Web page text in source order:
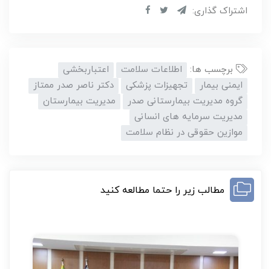
اشتراک گذاری:
برچسب ها: اطلاعات سلامت
اعتباربخشی
ایمنی بیمار
تجهیزات پزشکی
دکتر ناصر صدر ممتاز
گروه مدیریت بیمارستانی صدر
مدیریت بیمارستان
مدیریت سرمایه های انسانی
موازین حقوقی در نظام سلامت
مطالب زیر را حتما مطالعه کنید